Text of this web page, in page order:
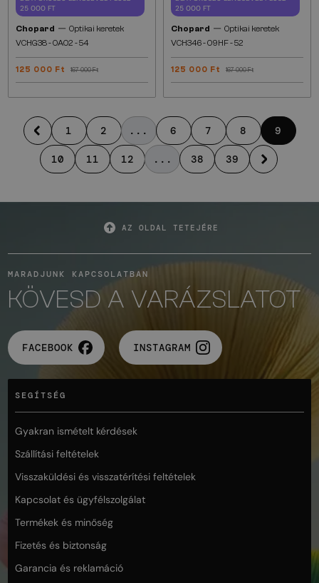
25 000 FT
Chopard — Optikai keretek
VCHG38 - 0A02 - 54
125 000 Ft 167 000 Ft
25 000 FT
Chopard — Optikai keretek
VCH346 - 09HF - 52
125 000 Ft 167 000 Ft
1 2 ... 6 7 8 9
10 11 12 ... 38 39
AZ OLDAL TETEJÉRE
MARADJUNK KAPCSOLATBAN
KÖVESD A VARÁZSLATOT
FACEBOOK INSTAGRAM
SEGÍTSÉG
Gyakran ismételt kérdések
Szállítási feltételek
Visszaküldési és visszatérítési feltételek
Kapcsolat és ügyfélszolgálat
Termékek és minőség
Fizetés és biztonság
Garancia és reklamáció